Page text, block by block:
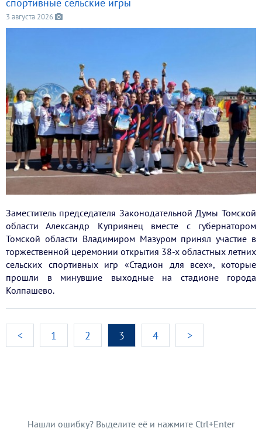
спортивные сельские игры
3 августа 2026
Заместитель председателя Законодательной Думы Томской
области Александр Куприянец вместе с губернатором
Томской области Владимиром Мазуром принял участие в
торжественной церемонии открытия 38-х областных летних
сельских спортивных игр «Стадион для всех», которые
прошли в минувшие выходные на стадионе города
Колпашево.
< 1 2 3 4 >
Нашли ошибку? Выделите её и нажмите Ctrl+Enter